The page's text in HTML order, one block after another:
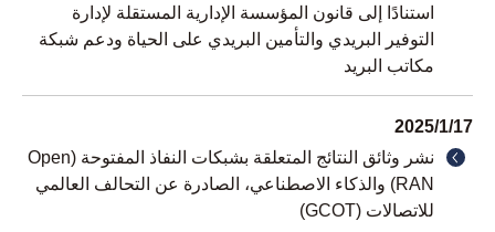
استنادًا إلى قانون المؤسسة الإدارية المستقلة لإدارة
التوفير البريدي والتأمين البريدي على الحياة ودعم شبكة
مكاتب البريد
2025/1/17
نشر وثائق النتائج المتعلقة بشبكات النفاذ المفتوحة (Open
RAN) والذكاء الاصطناعي، الصادرة عن التحالف العالمي
للاتصالات (GCOT)